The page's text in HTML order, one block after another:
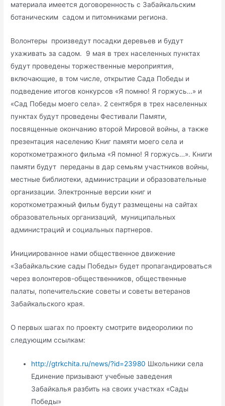
материала имеется договоренность с Забайкальским
ботаническим садом и питомниками региона.
Волонтеры произведут посадки деревьев и будут
ухаживать за садом. 9 мая в трех населенных пунктах
будут проведены торжественные мероприятия,
включающие, в том числе, открытие Сада Победы и
подведение итогов конкурсов «Я помню! Я горжусь…» и
«Сад Победы моего села». 2 сентября в трех населенных
пунктах будут проведены Фестивали Памяти,
посвященные окончанию второй Мировой войны, а также
презентация населению Книг памяти моего села и
короткометражного фильма «Я помню! Я горжусь…». Книги
памяти будут переданы в дар семьям участников войны,
местные библиотеки, администрации и образовательные
организации. Электронные версии книг и
короткометражный фильм будут размещены на сайтах
образовательных организаций, муниципальных
администраций и социальных партнеров.
Инициированное нами общественное движение
«Забайкальские сады Победы» будет пропагандироваться
через волонтеров-общественников, общественные
палаты, попечительские советы и советы ветеранов
Забайкальского края.
О первых шагах по проекту смотрите видеоролики по
следующим ссылкам:
http://gtrkchita.ru/news/?id=23980 Школьники села
Единение призывают учебные заведения
Забайкалья разбить на своих участках «Сады
Победы»